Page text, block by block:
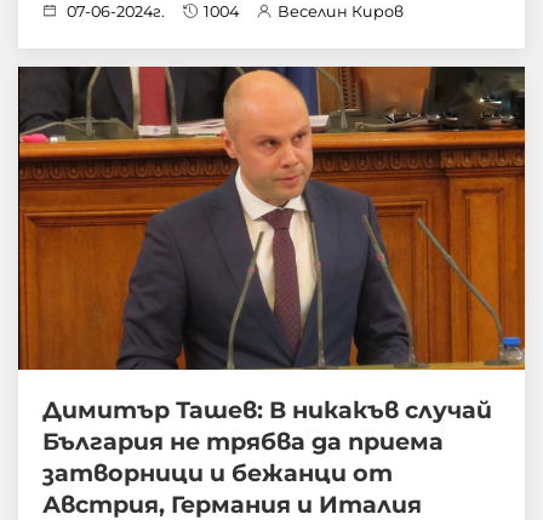
07-06-2024г. 1004 Веселин Киров
Димитър Ташев: В никакъв случай
България не трябва да приема
затворници и бежанци от
Австрия, Германия и Италия